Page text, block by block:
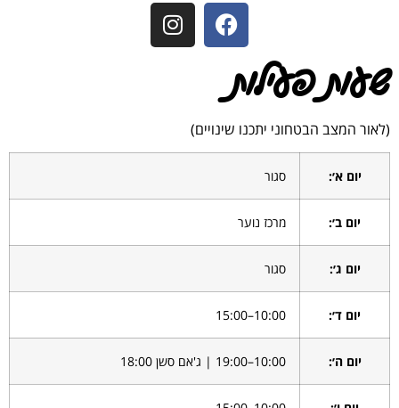
שעות פעילות
(לאור המצב הבטחוני יתכנו שינויים)
יום א׳: סגור
יום ב׳: מרכז נוער
יום ג׳: סגור
יום ד׳: 10:00–15:00
יום ה׳: 10:00–19:00 | ג'אם סשן 18:00